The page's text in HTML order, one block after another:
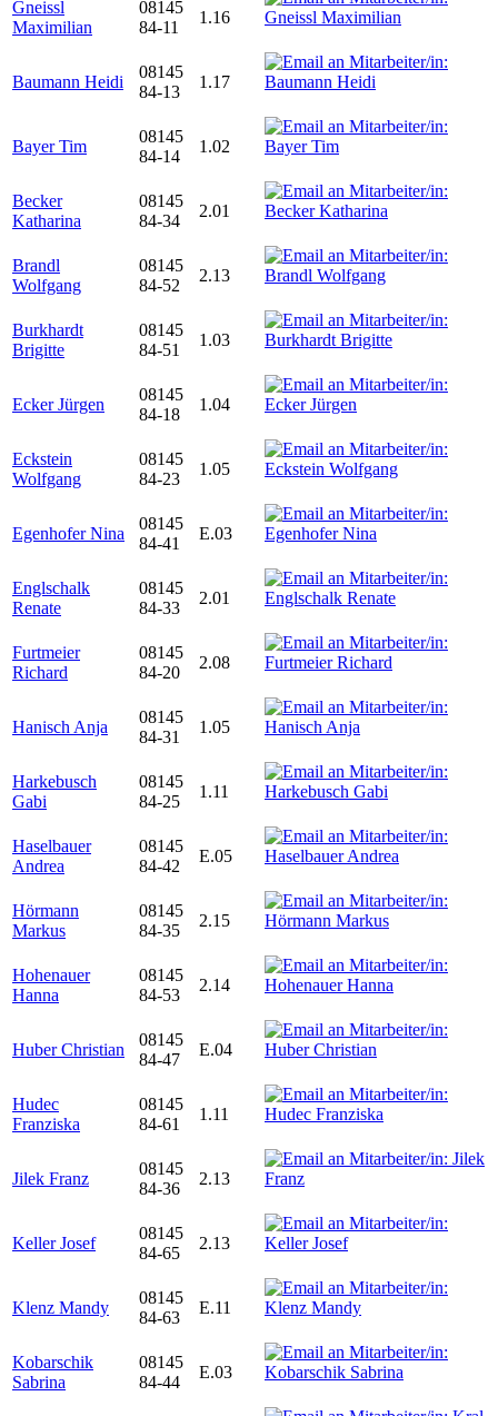
Gneissl
Maximilian
08145
84-11
1.16
Baumann Heidi
08145
84-13
1.17
Bayer Tim
08145
84-14
1.02
Becker
Katharina
08145
84-34
2.01
Brandl
Wolfgang
08145
84-52
2.13
Burkhardt
Brigitte
08145
84-51
1.03
Ecker Jürgen
08145
84-18
1.04
Eckstein
Wolfgang
08145
84-23
1.05
Egenhofer Nina
08145
84-41
E.03
Englschalk
Renate
08145
84-33
2.01
Furtmeier
Richard
08145
84-20
2.08
Hanisch Anja
08145
84-31
1.05
Harkebusch
Gabi
08145
84-25
1.11
Haselbauer
Andrea
08145
84-42
E.05
Hörmann
Markus
08145
84-35
2.15
Hohenauer
Hanna
08145
84-53
2.14
Huber Christian
08145
84-47
E.04
Hudec
Franziska
08145
84-61
1.11
Jilek Franz
08145
84-36
2.13
Keller Josef
08145
84-65
2.13
Klenz Mandy
08145
84-63
E.11
Kobarschik
Sabrina
08145
84-44
E.03